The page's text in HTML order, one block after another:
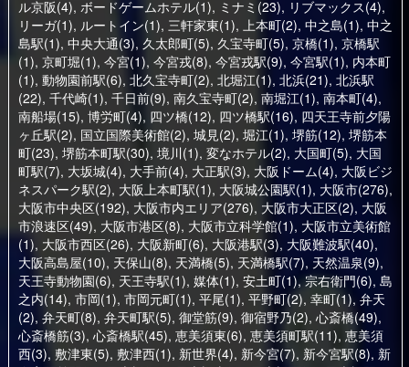
ル京阪(4), ボードゲームホテル(1), ミナミ(23), リブマックス(4),
リーガ(1), ルートイン(1), 三軒家東(1), 上本町(2), 中之島(1), 中之
島駅(1), 中央大通(3), 久太郎町(5), 久宝寺町(5), 京橋(1), 京橋駅
(1), 京町堀(1), 今宮(1), 今宮戎(8), 今宮戎駅(9), 今宮駅(1), 内本町
(1), 動物園前駅(6), 北久宝寺町(2), 北堀江(1), 北浜(21), 北浜駅
(22), 千代崎(1), 千日前(9), 南久宝寺町(2), 南堀江(1), 南本町(4),
南船場(15), 博労町(4), 四ツ橋(12), 四ツ橋駅(16), 四天王寺前夕陽
ヶ丘駅(2), 国立国際美術館(2), 城見(2), 堀江(1), 堺筋(12), 堺筋本
町(23), 堺筋本町駅(30), 境川(1), 変なホテル(2), 大国町(5), 大国
町駅(7), 大坂城(4), 大手前(4), 大正駅(3), 大阪ドーム(4), 大阪ビジ
ネスパーク駅(2), 大阪上本町駅(1), 大阪城公園駅(1), 大阪市(276),
大阪市中央区(192), 大阪市内エリア(276), 大阪市大正区(2), 大阪
市浪速区(49), 大阪市港区(8), 大阪市立科学館(1), 大阪市立美術館
(1), 大阪市西区(26), 大阪新町(6), 大阪港駅(3), 大阪難波駅(40),
大阪高島屋(10), 天保山(8), 天満橋(5), 天満橋駅(7), 天然温泉(9),
天王寺動物園(6), 天王寺駅(1), 媒体(1), 安土町(1),宗右衛門(6), 島
之内(14), 市岡(1), 市岡元町(1), 平尾(1), 平野町(2), 幸町(1), 弁天
(2), 弁天町(8), 弁天町駅(5), 御堂筋(9), 御宿野乃(2), 心斎橋(49),
心斎橋筋(3), 心斎橋駅(45), 恵美須東(6), 恵美須町駅(11), 恵美須
西(3), 敷津東(5), 敷津西(1), 新世界(4), 新今宮(7), 新今宮駅(8), 新